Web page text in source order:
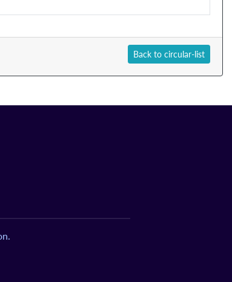
Back to circular-list